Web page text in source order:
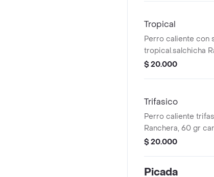
Tropical
Perro caliente con
tropical.salchicha
desmechado, piña,
$ 20.000
Trifasico
Perro caliente
Ranchera, 60 gr
mozarella, papa
$ 20.000
Picada